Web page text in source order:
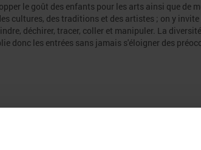
le goût des enfants pour les arts ainsi que de
cultures, des traditions et des artistes ; on y
déchirer, tracer, coller et manipuler. La
donc les entrées sans jamais s'éloigner des